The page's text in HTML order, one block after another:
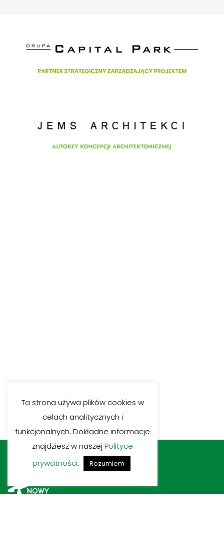
Ta strona używa plików cookies w
celach analitycznych i
funkcjonalnych. Dokładne informacje
znajdziesz w naszej Polityce
prywatności. Rozumiem